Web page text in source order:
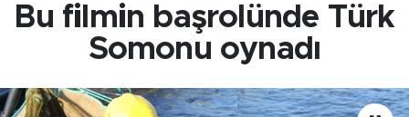
Bu filmin başrolünde Türk
Somonu oynadı